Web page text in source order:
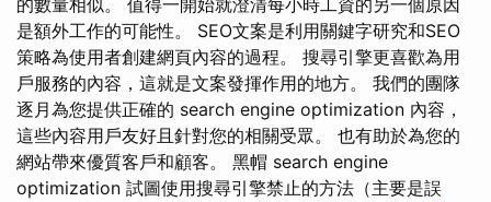
的數量相似。 值得一開始就澄清每小時工資的另一個原因
是額外工作的可能性。 SEO文案是利用關鍵字研究和SEO
策略為使用者創建網頁內容的過程。 搜尋引擎更喜歡為用
戶服務的內容，這就是文案發揮作用的地方。 我們的團隊
逐月為您提供正確的 search engine optimization 內容，
這些內容用戶友好且針對您的相關受眾。 也有助於為您的
網站帶來優質客戶和顧客。 黑帽 search engine
optimization 試圖使用搜尋引擎禁止的方法（主要是誤